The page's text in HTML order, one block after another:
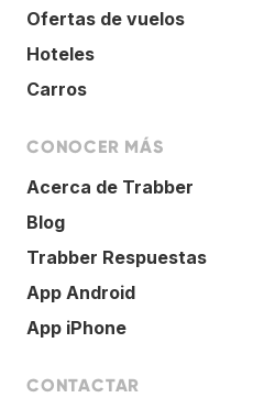
Ofertas de vuelos
Hoteles
Carros
CONOCER MÁS
Acerca de Trabber
Blog
Trabber Respuestas
App Android
App iPhone
CONTACTAR